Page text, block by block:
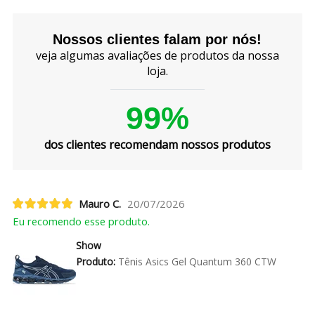
Nossos clientes falam por nós!
veja algumas avaliações de produtos da nossa
loja.
99%
dos clientes recomendam nossos produtos
Mauro C. 20/07/2026
Eu recomendo esse produto.
Show
Produto:Tênis Asics Gel Quantum 360 CTW